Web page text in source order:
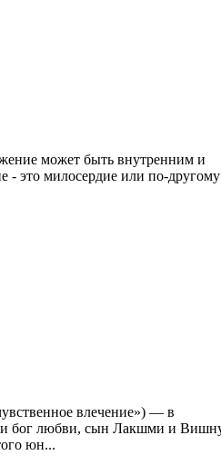
может быть внутренним и
это милосердие или по-
влечение») — в
бог любви, сын Лакшми и
юн...